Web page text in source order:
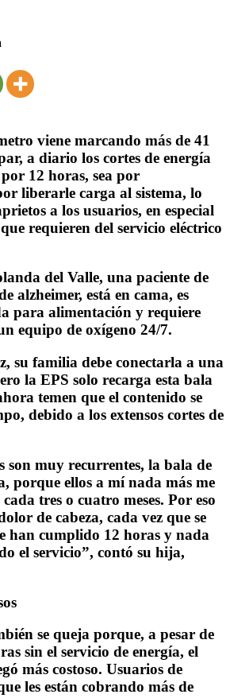
viene marcando más de 41
a diario los cortes de energía
12 horas, sea por
liberarle carga al sistema, lo
a los usuarios, en especial
requieren del servicio eléctrico
del Valle, una paciente de
alzheimer, está en cama, es
para alimentación y requiere
equipo de oxígeno 24/7.
su familia debe conectarla a una
la EPS solo recarga esta bala
temen que el contenido se
debido a los extensos cortes de
son muy recurrentes, la bala de
porque ellos a mí nada más me
tres o cuatro meses. Por eso
de cabeza, cada vez que se
han cumplido 12 horas y nada
el servicio”, contó su hija,
se queja porque, a pesar de
sin el servicio de energía, el
más costoso. Usuarios de
les están cobrando más de